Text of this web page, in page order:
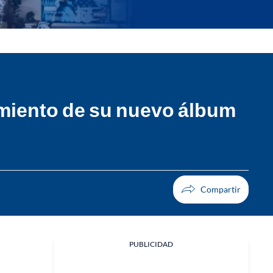
de su nuevo álbum
PUBLICIDAD